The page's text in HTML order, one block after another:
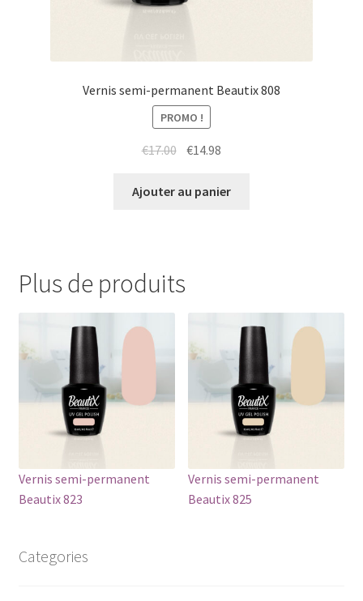
Vernis semi-permanent Beautix 808
PROMO !
€17.00 Le
initial
€14.98
actuel
Ajouter au panier
Plus de produits
Vernis semi-permanent
Beautix 823
Vernis semi-permanent
Beautix 825
Categories